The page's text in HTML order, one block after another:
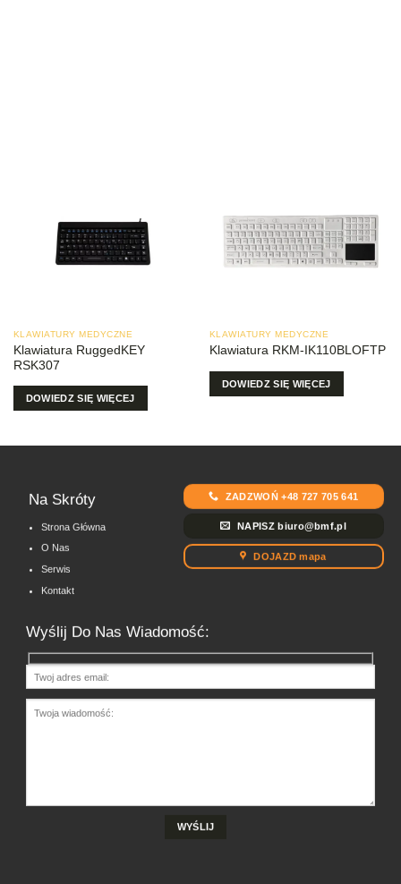
KLAWIATURY MEDYCZNE
Klawiatura RuggedKEY
RSK307
DOWIEDZ SIĘ WIĘCEJ
KLAWIATURY MEDYCZNE
Klawiatura RKM-IK110BLOFTP
DOWIEDZ SIĘ WIĘCEJ
Na Skróty
Strona Główna
O Nas
Serwis
Kontakt
ZADZWOŃ +48 727 705 641
NAPISZ biuro@bmf.pl
DOJAZD mapa
Wyślij Do Nas Wiadomość: